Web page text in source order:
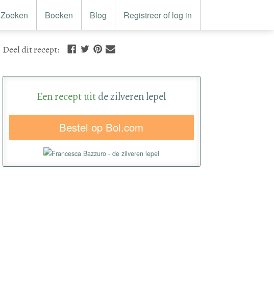
Zoeken Boeken Blog Registreer of log in
Deeldit recept:
Een recept uitde zilveren lepel
Bestel op Bol.com